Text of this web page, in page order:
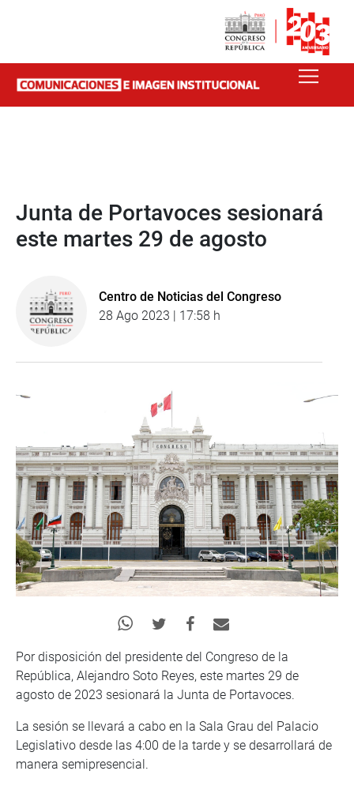
Junta de Portavoces sesionará
este martes 29 de agosto
Centro de Noticias del Congreso
28 Ago 2023 | 17:58 h
Por disposición del presidente del Congreso de la
República, Alejandro Soto Reyes, este martes 29 de
agosto de 2023 sesionará la Junta de Portavoces.
La sesión se llevará a cabo en la Sala Grau del Palacio
Legislativo desde las 4:00 de la tarde y se desarrollará de
manera semipresencial.